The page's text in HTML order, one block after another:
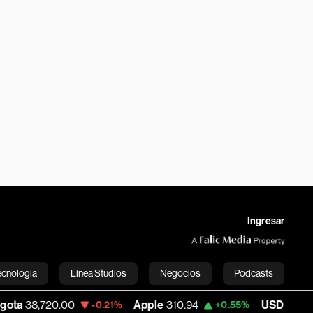
Ingresar
Línea Studios Negocios Podcasts
English
-0.21% Apple 310.94 +0.55% USD COP 3,175.95